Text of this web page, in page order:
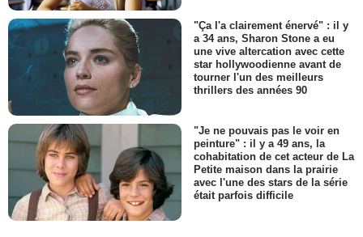
"Ça l'a clairement énervé" : il y
a 34 ans, Sharon Stone a eu
une vive altercation avec cette
star hollywoodienne avant de
tourner l'un des meilleurs
thrillers des années 90
"Je ne pouvais pas le voir en
peinture" : il y a 49 ans, la
cohabitation de cet acteur de La
Petite maison dans la prairie
avec l'une des stars de la série
était parfois difficile